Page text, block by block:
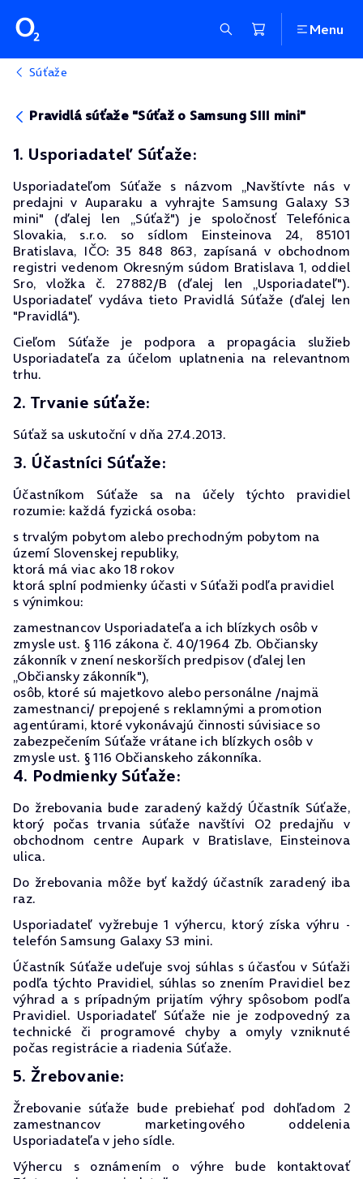
Menu
Súťaže
Pravidlá súťaže "Súťaž o Samsung SIII mini"
1. Usporiadateľ Súťaže:
Usporiadateľom Súťaže s názvom „Navštívte nás v
predajni v Auparaku a vyhrajte Samsung Galaxy S3
mini" (ďalej len „Súťaž") je spoločnosť Telefónica
Slovakia, s.r.o. so sídlom Einsteinova 24, 85101
Bratislava, IČO: 35 848 863, zapísaná v obchodnom
registri vedenom Okresným súdom Bratislava 1, oddiel
Sro, vložka č. 27882/B (ďalej len „Usporiadateľ").
Usporiadateľ vydáva tieto Pravidlá Súťaže (ďalej len
"Pravidlá").
Cieľom Súťaže je podpora a propagácia služieb
Usporiadateľa za účelom uplatnenia na relevantnom
trhu.
2. Trvanie súťaže:
Súťaž sa uskutoční v dňa 27.4.2013.
3. Účastníci Súťaže:
Účastníkom Súťaže sa na účely týchto pravidiel
rozumie: každá fyzická osoba:
s trvalým pobytom alebo prechodným pobytom na
území Slovenskej republiky,
ktorá má viac ako 18 rokov
ktorá splní podmienky účasti v Súťaži podľa pravidiel
s výnimkou:
zamestnancov Usporiadateľa a ich blízkych osôb v
zmysle ust. § 116 zákona č. 40/1964 Zb. Občiansky
zákonník v znení neskorších predpisov (ďalej len
„Občiansky zákonník"),
osôb, ktoré sú majetkovo alebo personálne /najmä
zamestnanci/ prepojené s reklamnými a promotion
agentúrami, ktoré vykonávajú činnosti súvisiace so
zabezpečením Súťaže vrátane ich blízkych osôb v
zmysle ust. § 116 Občianskeho zákonníka.
4. Podmienky Súťaže:
Do žrebovania bude zaradený každý Účastník Súťaže,
ktorý počas trvania súťaže navštívi O2 predajňu v
obchodnom centre Aupark v Bratislave, Einsteinova
ulica.
Do žrebovania môže byť každý účastník zaradený iba
raz.
Usporiadateľ vyžrebuje 1 výhercu, ktorý získa výhru -
telefón Samsung Galaxy S3 mini.
Účastník Súťaže udeľuje svoj súhlas s účasťou v Súťaži
podľa týchto Pravidiel, súhlas so znením Pravidiel bez
výhrad a s prípadným prijatím výhry spôsobom podľa
Pravidiel. Usporiadateľ Súťaže nie je zodpovedný za
technické či programové chyby a omyly vzniknuté
počas registrácie a riadenia Súťaže.
5. Žrebovanie:
Žrebovanie súťaže bude prebiehať pod dohľadom 2
zamestnancov marketingového oddelenia
Usporiadateľa v jeho sídle.
Výhercu s oznámením o výhre bude kontaktovať